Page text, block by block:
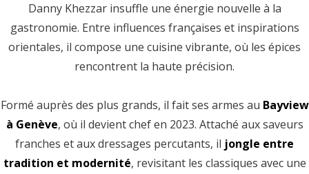
Danny Khezzar insuffle une énergie nouvelle à la
gastronomie. Entre influences françaises et inspirations
orientales, il compose une cuisine vibrante, où les épices
rencontrent la haute précision.
Formé auprès des plus grands, il fait ses armes au Bayview
à Genève, où il devient chef en 2023. Attaché aux saveurs
franches et aux dressages percutants, il jongle entre
tradition et modernité, revisitant les classiques avec une